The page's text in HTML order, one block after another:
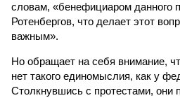
словам, «бенефициаром данного
Ротенбергов, что делает этот
важным».
Но обращает на себя внимание,
нет такого единомыслия, как у
Столкнувшись с протестами, они